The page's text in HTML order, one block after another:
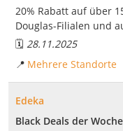
20% Rabatt auf über
Douglas-Filialen und
🗓️ 28.11.2025
📍 Mehrere Standorte
Edeka
Black Deals der Woche